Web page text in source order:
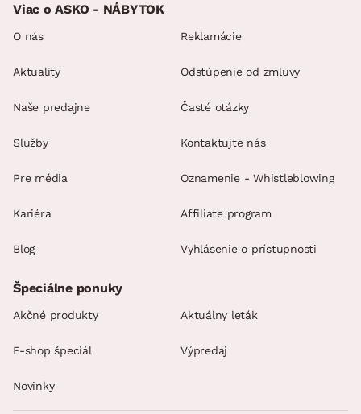
Viac o ASKO - NÁBYTOK
O nás
Aktuality
Naše predajne
Služby
Pre média
Kariéra
Blog
Reklamácie
Odstúpenie od zmluvy
Časté otázky
Kontaktujte nás
Oznamenie - Whistleblowing
Affiliate program
Vyhlásenie o prístupnosti
Špeciálne ponuky
Akčné produkty Aktuálny leták
E-shop špeciál Výpredaj
Novinky